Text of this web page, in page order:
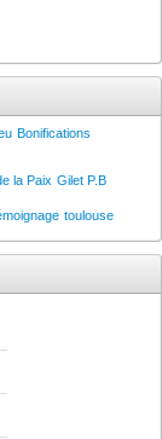
Bonifications
la Paix Gilet P.B
toulouse